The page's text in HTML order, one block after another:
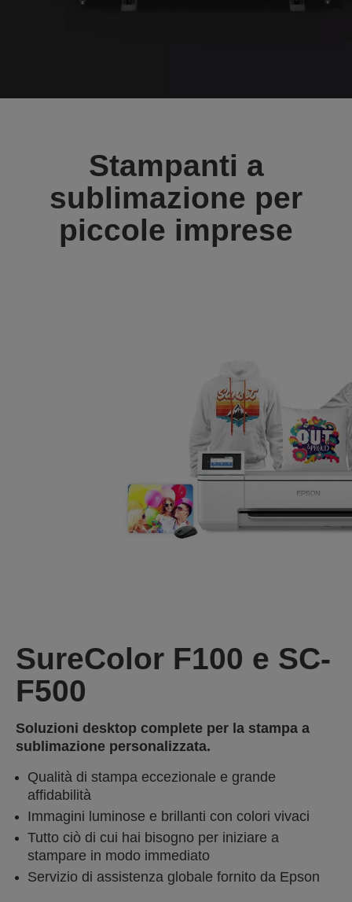
Stampanti a
sublimazione per
piccole imprese
SureColor F100 e SC-
F500
Soluzioni desktop complete per la stampa a
sublimazione personalizzata.
Qualità di stampa eccezionale e grande
affidabilità
Immagini luminose e brillanti con colori vivaci
Tutto ciò di cui hai bisogno per iniziare a
stampare in modo immediato
Servizio di assistenza globale fornito da Epson